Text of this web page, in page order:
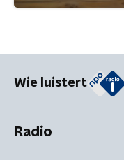
Wie luistert
Radio